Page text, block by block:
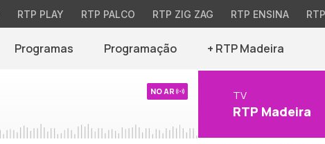
RTP PLAY RTP PALCO RTP ZIG ZAG RTP ENSINA
Programas Programação + RTP Madeira
NO AR TV
RTP Madeira